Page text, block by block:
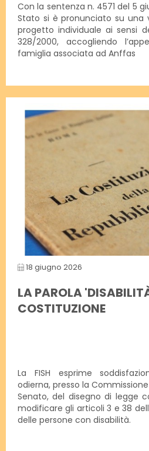
Con la sentenza n. 4571 del 5
Stato si è pronunciato su una
progetto individuale ai sensi
328/2000, accogliendo
famiglia associata ad Anffas
18 giugno 2026
LA PAROLA
COSTITUZIONE
La FISH esprime
odierna, presso la
Senato, del disegno di legge
modificare gli articoli 3 e 38
delle persone con disabilità.